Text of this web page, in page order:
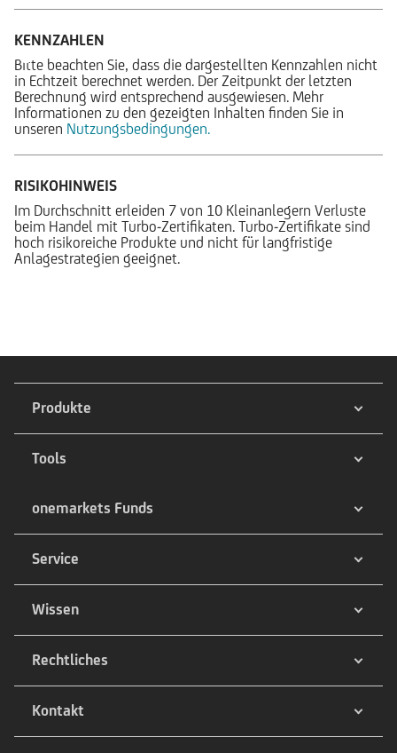
KENNZAHLEN
Bitte beachten Sie, dass die dargestellten Kennzahlen nicht
in Echtzeit berechnet werden. Der Zeitpunkt der letzten
Berechnung wird entsprechend ausgewiesen. Mehr
Informationen zu den gezeigten Inhalten finden Sie in
unseren Nutzungsbedingungen.
RISIKOHINWEIS
Im Durchschnitt erleiden 7 von 10 Kleinanlegern Verluste
beim Handel mit Turbo-Zertifikaten. Turbo-Zertifikate sind
hoch risikoreiche Produkte und nicht für langfristige
Anlagestrategien geeignet.
Produkte
Tools
onemarkets Funds
Service
Wissen
Rechtliches
Kontakt